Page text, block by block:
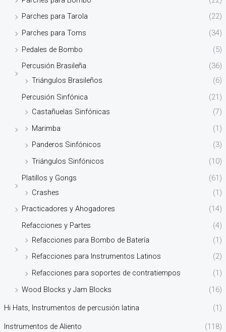
Parches para Tarola
(22)
Parches para Toms
(34)
Pedales de Bombo
(5)
Percusión Brasileña
(36)
Triángulos Brasileños
(6)
Percusión Sinfónica
(21)
Castañuelas Sinfónicas
(7)
Marimba
(1)
Panderos Sinfónicos
(3)
Triángulos Sinfónicos
(10)
Platillos y Gongs
(61)
Crashes
(1)
Practicadores y Ahogadores
(14)
Refacciones y Partes
(4)
Refacciones para Bombo de Batería
(1)
Refacciones para Instrumentos Latinos
(2)
Refacciones para soportes de contratiempos
(1)
Wood Blocks y Jam Blocks
(16)
Hi Hats, Instrumentos de percusión latina (1)
Instrumentos de Aliento
(118)